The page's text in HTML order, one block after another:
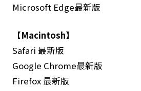
Microsoft Edge最新版
【Macintosh】
Safari 最新版
Google Chrome最新版
Firefox 最新版